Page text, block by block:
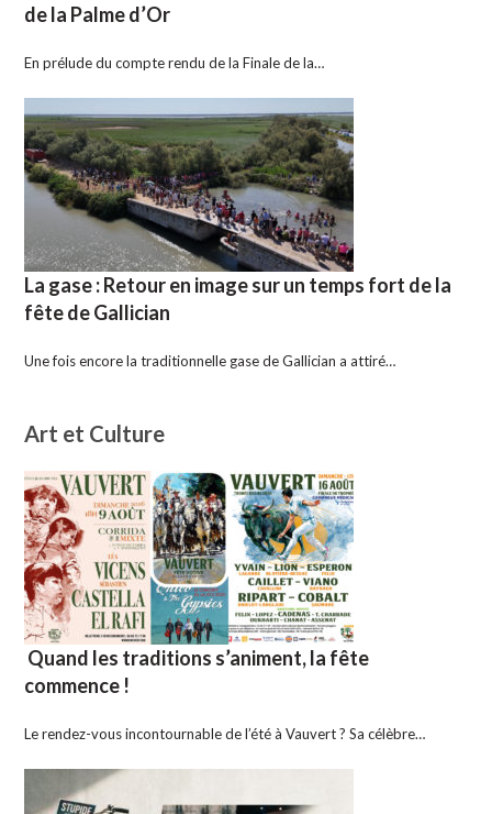
de la Palme d’Or
En prélude du compte rendu de la Finale de la…
La gase : Retour en image sur un temps fort de la
fête de Gallician
Une fois encore la traditionnelle gase de Gallician a attiré…
Art et Culture
Quand les traditions s’animent, la fête
commence !
Le rendez-vous incontournable de l’été à Vauvert ? Sa célèbre…